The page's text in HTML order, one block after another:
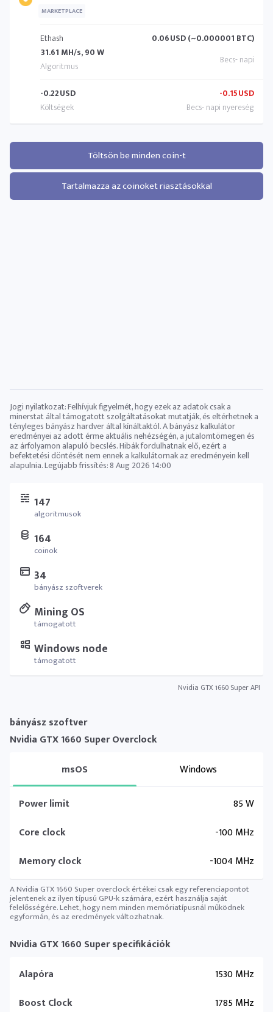
147
algoritmusok
164
coinok
34
bányász szoftverek
Mining OS
támogatott
Windows node
támogatott
Nvidia GTX 1660 Super API
bányász szoftver
Nvidia GTX 1660 Super Overclock
msOS
Windows
Power limit
85 W
Core clock
-100 MHz
Memory clock
-1004 MHz
A Nvidia GTX 1660 Super overclock értékei csak egy referenciapontot
jelentenek az ilyen típusú GPU-k számára, ezért használja saját
felelősségére. Lehet, hogy nem minden memóriatípusnál működnek
egyformán, és az eredmények változhatnak.
Nvidia GTX 1660 Super specifikációk
Alapóra
1530 MHz
Boost Clock
1785 MHz
MARKETPLACE
Ethash
31.61 MH/s, 90 W
0.06USD (~0.000001 BTC)
-0.22USD -0.15USD
Töltsön be minden coin-t
Tartalmazza az coinoket riasztásokkal
Jogi nyilatkozat: Felhívjuk figyelmét, hogy ezek az adatok csak a
minerstat által támogatott szolgáltatásokat mutatják, és eltérhetnek a
tényleges bányász ​​hardver által kínáltaktól. A bányász ​​kalkulátor
eredményei az adott érme aktuális nehézségén, a jutalomtömegen és
az árfolyamon alapuló becslés. Hibák fordulhatnak elő, ezért a
befektetési döntését nem ennek a kalkulátornak az eredményein kell
alapulnia. Legújabb frissítés:8 Aug 2026 14:00